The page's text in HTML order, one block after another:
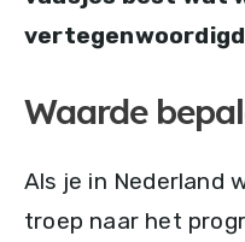
Waarde
Als je in Nederland
troep naar het